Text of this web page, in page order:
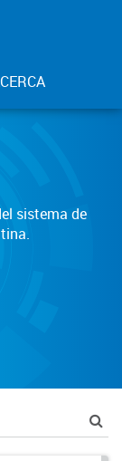
sistema de